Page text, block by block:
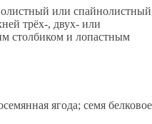
или
трёх-, двух- или
столбиком и лопастным
ягода; семя